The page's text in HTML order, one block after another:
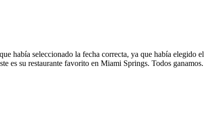
había seleccionado la fecha correcta, ya que había elegido el
es su restaurante favorito en Miami Springs. Todos ganamos.